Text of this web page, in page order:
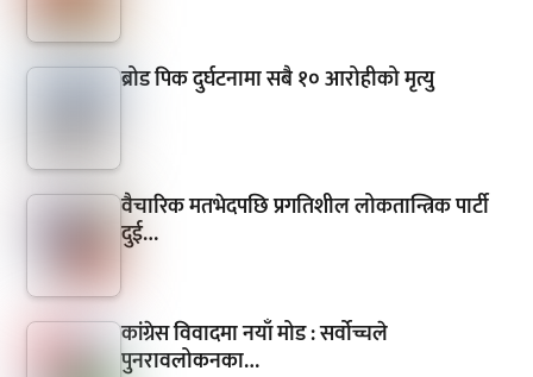
ब्रोड पिक दुर्घटनामा सबै १० आरोहीको मृत्यु
वैचारिक मतभेदपछि प्रगतिशील लोकतान्त्रिक पार्टी
दुई…
कांग्रेस विवादमा नयाँ मोड : सर्वोच्चले
पुनरावलोकनका…